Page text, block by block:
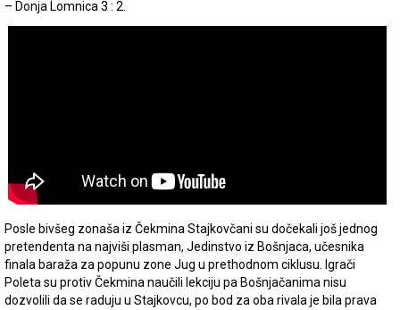
– Donja Lomnica 3 : 2.
Posle bivšeg zonaša iz Čekmina Stajkovčani su dočekali još jednog
pretendenta na najviši plasman, Jedinstvo iz Bošnjaca, učesnika
finala baraža za popunu zone Jug u prethodnom ciklusu. Igrači
Poleta su protiv Čekmina naučili lekciju pa Bošnjačanima nisu
dozvolili da se raduju u Stajkovcu, po bod za oba rivala je bila prava